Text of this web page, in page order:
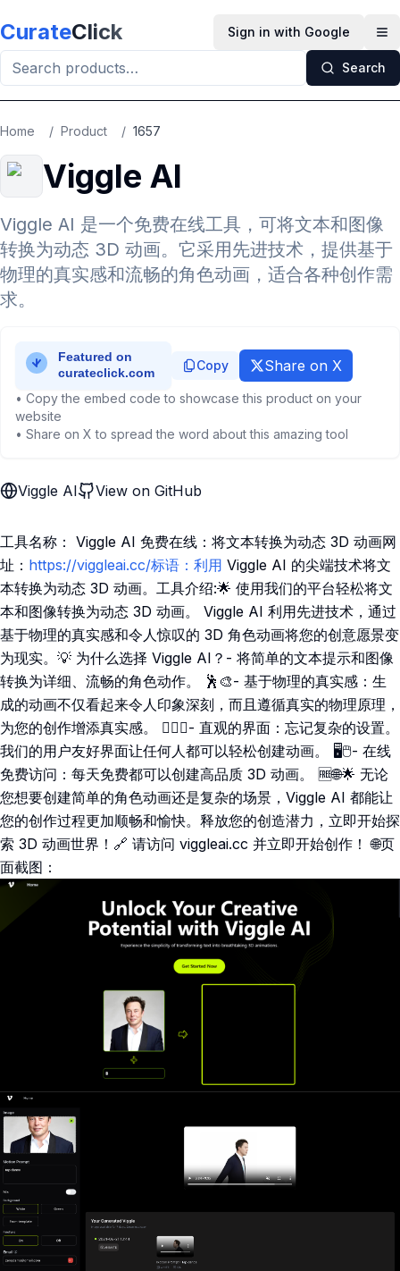
CurateClick Sign in with Google
Search
Home / Product / 1657
Viggle AI
Viggle AI 是一个免费在线工具，可将文本和图像
转换为动态 3D 动画。它采用先进技术，提供基于
物理的真实感和流畅的角色动画，适合各种创作需
求。
Copy Share on X
• Copy the embed code to showcase this product on your
website
• Share on X to spread the word about this amazing tool
Viggle AI View on GitHub
工具名称： Viggle AI 免费在线：将文本转换为动态 3D 动画网
址： https://viggleai.cc/标语：利用 Viggle AI 的尖端技术将文
本转换为动态 3D 动画。工具介绍:🌟 使用我们的平台轻松将文
本和图像转换为动态 3D 动画。 Viggle AI 利用先进技术，通过
基于物理的真实感和令人惊叹的 3D 角色动画将您的创意愿景变
为现实。💡 为什么选择 Viggle AI？- 将简单的文本提示和图像
转换为详细、流畅的角色动作。 🕺🎨- 基于物理的真实感：生
成的动画不仅看起来令人印象深刻，而且遵循真实的物理原理，
为您的创作增添真实感。 🏋️‍♂️🔬- 直观的界面：忘记复杂的设置。
我们的用户友好界面让任何人都可以轻松创建动画。 🖥️🖱️- 在线
免费访问：每天免费都可以创建高品质 3D 动画。 🆓🌐🌟 无论
您想要创建简单的角色动画还是复杂的场景，Viggle AI 都能让
您的创作过程更加顺畅和愉快。释放您的创造潜力，立即开始探
索 3D 动画世界！🔗 请访问 viggleai.cc 并立即开始创作！ 🌐页
面截图：